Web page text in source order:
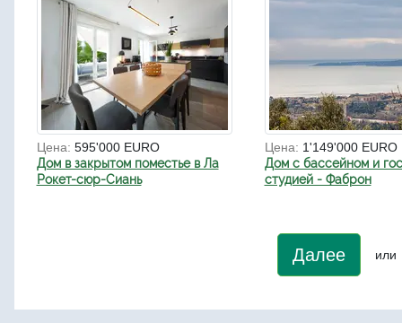
Цена: 595'000 EURO
Дом в закрытом поместье в Ла
Рокет-сюр-Сиань
Цена: 1'149'000 EURO
Дом с бассейном и
студией - Фаброн
Далее или